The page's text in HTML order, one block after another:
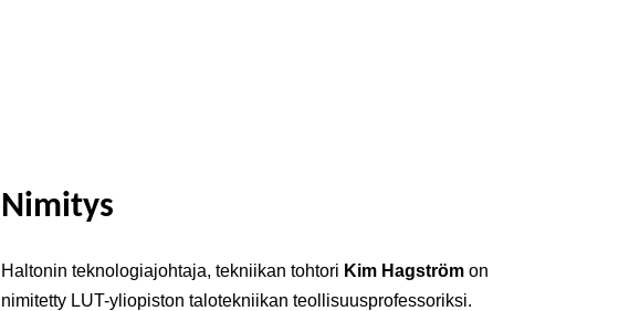
Nimitys
Haltonin teknologiajohtaja, tekniikan tohtori Kim Hagström on
nimitetty LUT-yliopiston talotekniikan teollisuusprofessoriksi.